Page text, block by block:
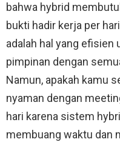
bahwa hybrid
bukti hadir kerja per
adalah hal yang
pimpinan dengan
Namun, apakah kamu
nyaman dengan
hari karena sistem
membuang waktu dan